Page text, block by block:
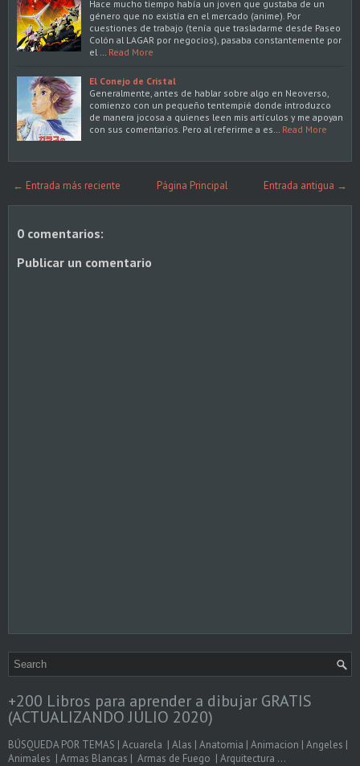
Hace mucho tiempo había un joven que gustaba de un
género que no existía en el mercado (anime). Por
cuestiones de trabajo (tenía que trasladarme desde Paseo
Colón al LAGAR por negocios), pasaba constantemente por
el …
Read More
El Conejo de Cristal
Generalmente, antes de hablar sobre algo en Neoverso,
comienzo con un pequeño tentempié donde introduzco
de manera jocosa a quienes leen mis artículos y me apoyan
con sus comentarios. Pero al referirme a es…
Read More
← Entrada más reciente Entrada antigua →
Página Principal
0 comentarios:
Publicar un comentario
+200 Libros para aprender a dibujar GRATIS
(ACTUALIZANDO JULIO 2020)
BÚSQUEDA POR TEMAS | Acuarela | Alas | Anatomia | Animacion | Angeles |
Animales | Armas Blancas | Armas de Fuego | Arquitectura ...